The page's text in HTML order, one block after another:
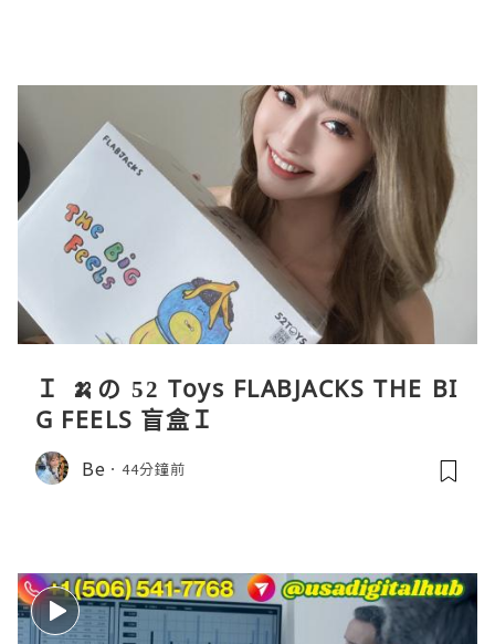
Ｉ 🍌の 52 Toys FLABJACKS THE BI
G FEELS 盲盒Ｉ
Be 44分鐘前